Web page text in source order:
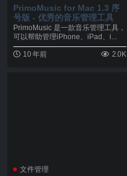
PrimoMusic for Mac 1.3 序
号版 - 优秀的音乐管理工具
PrimoMusic 是一款音乐管理工具，
可以帮助管理iPhone、iPad、i...
10 年前 2.0K
文件管理